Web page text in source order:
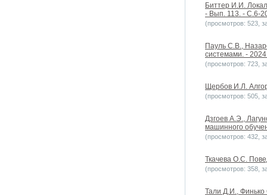
Биттер И.И.
- Вып. 113. - С.6-
(просмотров: 523,
Пауль С.В.,
системами. -
(просмотров: 723,
Щербов И.Л.
(просмотров: 505,
Дзгоев А.Э.,
машинного
(просмотров: 432,
Ткачева О.С.
(просмотров: 358,
Тали Д.И., Финько